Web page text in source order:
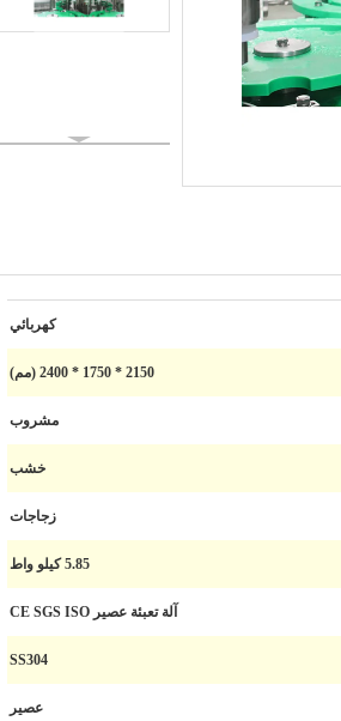
كهربائي
2150 * 1750 * 2400 (مم)
مشروب
خشب
زجاجات
5.85 كيلو واط
آلة تعبئة عصير CE SGS ISO
SS304
عصير